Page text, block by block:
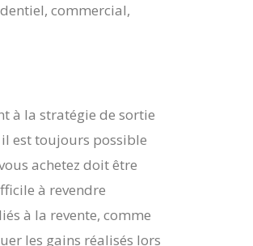
commercial,
à la stratégie de sortie
il est toujours possible
achetez doit être
à revendre
à la revente, comme
les gains réalisés lors